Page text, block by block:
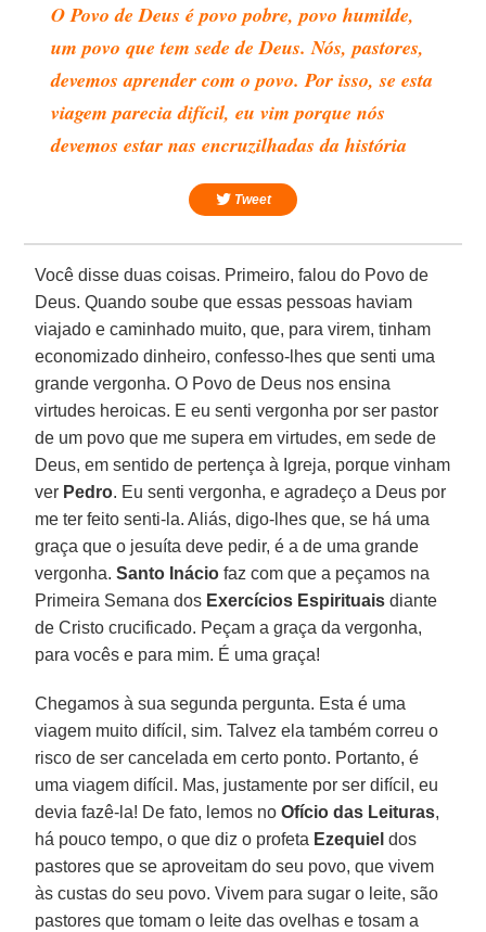
O Povo de Deus é povo pobre, povo humilde,
um povo que tem sede de Deus. Nós, pastores,
devemos aprender com o povo. Por isso, se esta
viagem parecia difícil, eu vim porque nós
devemos estar nas encruzilhadas da história
Tweet
Você disse duas coisas. Primeiro, falou do Povo de
Deus. Quando soube que essas pessoas haviam
viajado e caminhado muito, que, para virem, tinham
economizado dinheiro, confesso-lhes que senti uma
grande vergonha. O Povo de Deus nos ensina
virtudes heroicas. E eu senti vergonha por ser pastor
de um povo que me supera em virtudes, em sede de
Deus, em sentido de pertença à Igreja, porque vinham
ver Pedro. Eu senti vergonha, e agradeço a Deus por
me ter feito senti-la. Aliás, digo-lhes que, se há uma
graça que o jesuíta deve pedir, é a de uma grande
vergonha.Santo Inácio faz com que a peçamos na
Primeira Semana dos Exercícios Espirituais diante
de Cristo crucificado. Peçam a graça da vergonha,
para vocês e para mim. É uma graça!
Chegamos à sua segunda pergunta. Esta é uma
viagem muito difícil, sim. Talvez ela também correu o
risco de ser cancelada em certo ponto. Portanto, é
uma viagem difícil. Mas, justamente por ser difícil, eu
devia fazê-la! De fato, lemos noOfício das Leituras,
há pouco tempo, o que diz o profeta Ezequiel dos
pastores que se aproveitam do seu povo, que vivem
às custas do seu povo. Vivem para sugar o leite, são
pastores que tomam o leite das ovelhas e tosam a